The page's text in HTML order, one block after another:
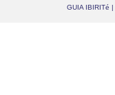
GUIA IBIRITé |